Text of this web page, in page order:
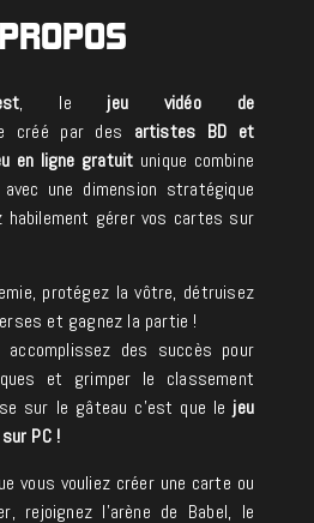
, le jeu vidéo de
créé par des artistes BD et
en ligne gratuit unique combine
une dimension stratégique
habilement gérer vos cartes sur
protégez la vôtre, détruisez
et gagnez la partie !
des succès pour
et grimper le classement
sur le gâteau c’est que le jeu
PC !
vous vouliez créer une carte ou
rejoignez l’arène de Babel, le